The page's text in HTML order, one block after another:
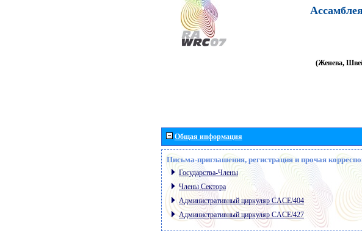
(Женева,
Общая информация
Письма-приглашения, регистрация и прочая
Государства-Члены
Члены Сектора
Административный циркуляр CACE/404
Административный циркуляр CACE/427